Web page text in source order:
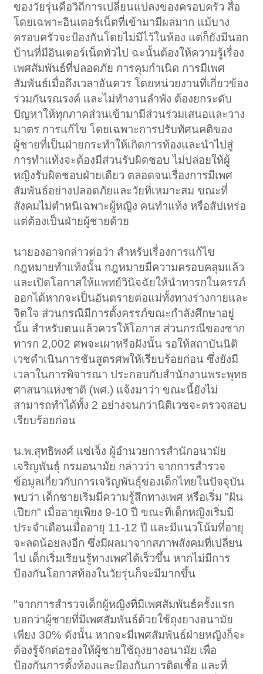
ของวัยรุ่นคือวิถีการเปลี่ยนแปลงของครอบครัว สื่อ
โดยเฉพาะอินเตอร์เน็ตที่เข้ามามีผลมาก แม้บาง
ครอบครัวจะป้องกันโดยไม่มีไว้ในห้อง แต่ก็ยังมีนอก
บ้านที่มีอินเตอร์เน็ตทั่วไป ฉะนั้นต้องให้ความรู้เรื่อง
เพศสัมพันธ์ที่ปลอดภัย การคุมกำเนิด การมีเพศ
สัมพันธ์เมื่อถึงเวลาอันควร โดยหน่วยงานที่เกี่ยวข้อง
ร่วมกันรณรงค์ และไม่ทำงานลำพัง ต้องยกระดับ
ปัญหาให้ทุกภาคส่วนเข้ามามีส่วนร่วมเสนอและวาง
มาตร การแก้ไข โดยเฉพาะการปรับทัศนคติของ
ผู้ชายที่เป็นฝ่ายกระทำให้เกิดการท้องและนำไปสู่
การทำแท้งจะต้องมีส่วนรับผิดชอบ ไม่ปล่อยให้ผู้
หญิงรับผิดชอบฝ่ายเดียว ตลอดจนเรื่องการมีเพศ
สัมพันธ์อย่างปลอดภัยและวัยที่เหมาะสม ขณะที่
สังคมไม่ตำหนิเฉพาะผู้หญิง คนทำแท้ง หรือสัปเหร่อ
แต่ต้องเป็นฝ่ายผู้ชายด้วย
นายองอาจกล่าวต่อว่า สำหรับเรื่องการแก้ไข
กฎหมายทำแท้งนั้น กฎหมายมีความครอบคลุมแล้ว
และเปิดโอกาสให้แพทย์วินิจฉัยให้นำทารกในครรภ์
ออกได้หากจะเป็นอันตรายต่อแม่ทั้งทางร่างกายและ
จิตใจ ส่วนกรณีมีการตั้งครรภ์ขณะกำลังศึกษาอยู่
นั้น สำหรับตนแล้วควรให้โอกาส ส่วนกรณีของซาก
ทารก 2,002 ศพจะเผาหรือฝังนั้น รอให้สถาบันนิติ
เวชดำเนินการชันสูตรศพให้เรียบร้อยก่อน ซึ่งยังมี
เวลาในการพิจารณา ประกอบกับสำนักงานพระพุทธ
ศาสนาแห่งชาติ (พศ.) แจ้งมาว่า ขณะนี้ยังไม่
สามารถทำได้ทั้ง 2 อย่างจนกว่านิติเวชจะตรวจสอบ
เรียบร้อยก่อน
น.พ.สุทธิพงศ์ แซ่เจ็ง ผู้อำนวยการสำนักอนามัย
เจริญพันธุ์ กรมอนามัย กล่าวว่า จากการสำรวจ
ข้อมูลเกี่ยวกับการเจริญพันธุ์ของเด็กไทยในปัจจุบัน
พบว่า เด็กชายเริ่มมีความรู้สึกทางเพศ หรือเริ่ม "ฝัน
เปียก" เมื่ออายุเพียง 9-10 ปี ขณะที่เด็กหญิงเริ่มมี
ประจำเดือนเมื่ออายุ 11-12 ปี และมีแนวโน้มที่อายุ
จะลดน้อยลงอีก ซึ่งมีผลมาจากสภาพสังคมที่เปลี่ยน
ไป เด็กเริ่มเรียนรู้ทางเพศได้เร็วขึ้น หากไม่มีการ
ป้องกันโอกาสท้องในวัยรุ่นก็จะมีมากขึ้น
"จากการสำรวจเด็กผู้หญิงที่มีเพศสัมพันธ์ครั้งแรก
บอกว่าผู้ชายที่มีเพศสัมพันธ์ด้วยใช้ถุงยางอนามัย
เพียง 30% ดังนั้น หากจะมีเพศสัมพันธ์ฝ่ายหญิงก็จะ
ต้องรู้จักต่อรองให้ผู้ชายใช้ถุงยางอนามัย เพื่อ
ป้องกันการตั้งท้องและป้องกันการติดเชื้อ และที่